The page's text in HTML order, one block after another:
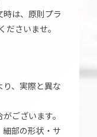
は、原則プラ
ださいませ。
、実際と異な
ございます。
部の形状・サ